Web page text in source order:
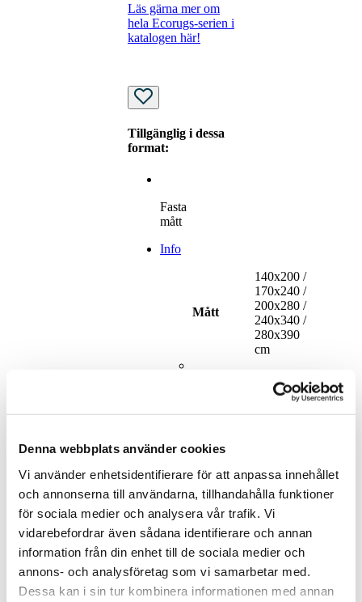
Denna webbplats använder cookies
Vi använder enhetsidentifierare för att anpassa innehållet
och annonserna till användarna, tillhandahålla funktioner
för sociala medier och analysera vår trafik. Vi
vidarebefordrar även sådana identifierare och annan
information från din enhet till de sociala medier och
annons- och analysföretag som vi samarbetar med.
Dessa kan i sin tur kombinera informationen med annan
Läs gärna mer om
hela Ecorugs-serien i
katalogen här!
Tillgänglig i dessa
format:
Fasta
mått
Info
Mått
140x200 /
170x240 /
200x280 /
240x340 /
280x390
cm
Polyester
(varav 70%
återvunnen)
Totalhöjd 3mm